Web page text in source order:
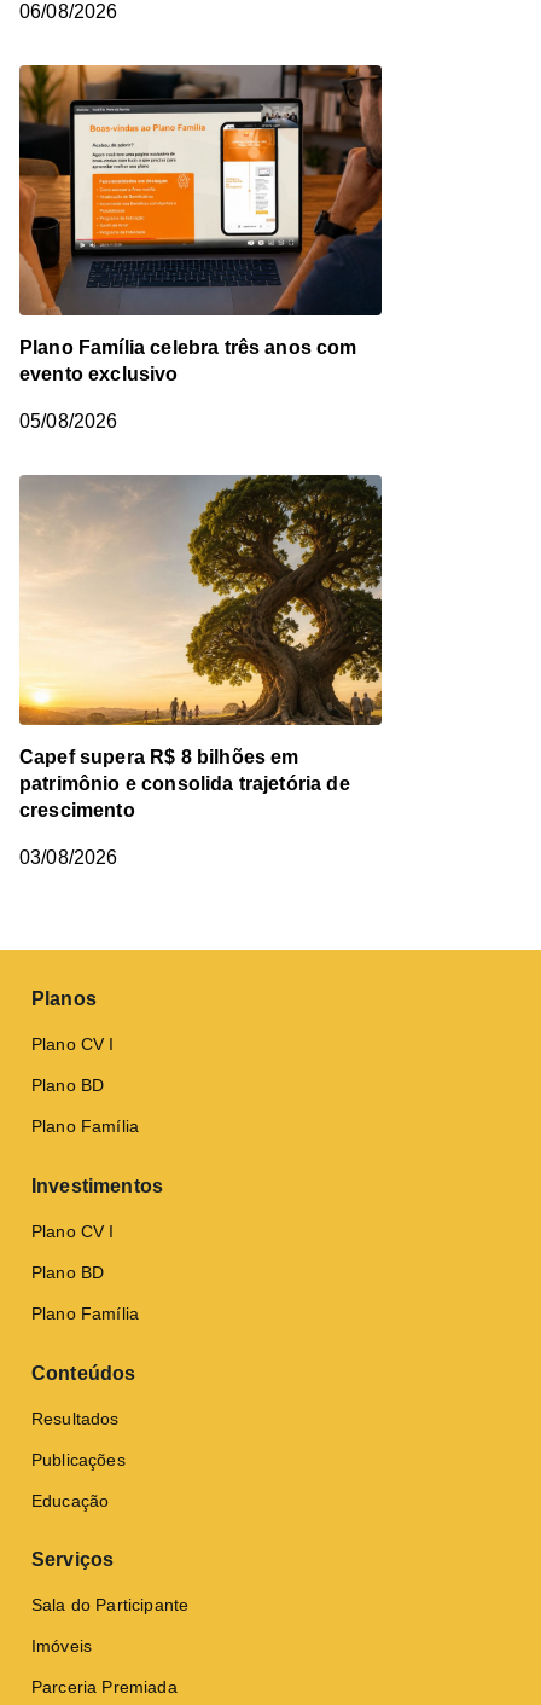
06/08/2026
Plano Família celebra três anos com
evento exclusivo
05/08/2026
Capef supera R$ 8 bilhões em
patrimônio e consolida trajetória de
crescimento
03/08/2026
Planos
Plano CV I
Plano BD
Plano Família
Investimentos
Plano CV I
Plano BD
Plano Família
Conteúdos
Resultados
Publicações
Educação
Serviços
Sala do Participante
Imóveis
Parceria Premiada